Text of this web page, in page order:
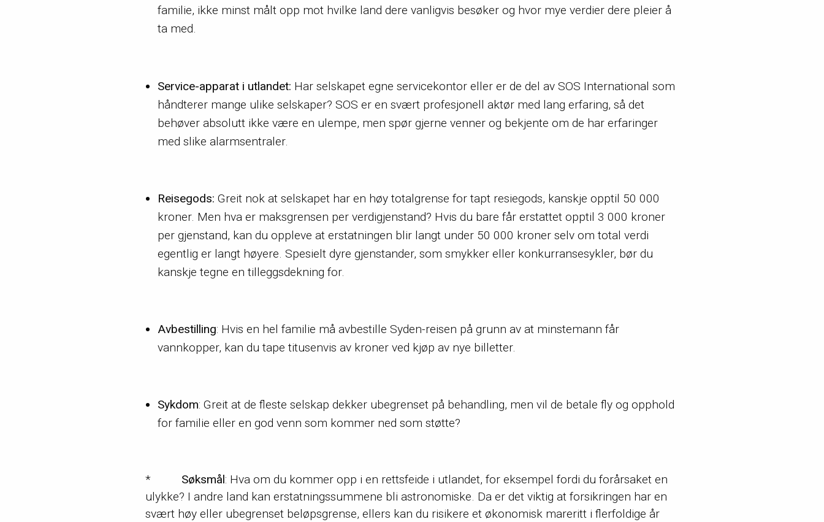
familie, ikke minst målt opp mot hvilke land dere vanligvis besøker og hvor mye verdier dere pleier å
ta med.
Service-apparat i utlandet: Har selskapet egne servicekontor eller er de del av SOS International som
håndterer mange ulike selskaper? SOS er en svært profesjonell aktør med lang erfaring, så det
behøver absolutt ikke være en ulempe, men spør gjerne venner og bekjente om de har erfaringer
med slike alarmsentraler.
Reisegods: Greit nok at selskapet har en høy totalgrense for tapt resiegods, kanskje opptil 50 000
kroner. Men hva er maksgrensen per verdigjenstand? Hvis du bare får erstattet opptil 3 000 kroner
per gjenstand, kan du oppleve at erstatningen blir langt under 50 000 kroner selv om total verdi
egentlig er langt høyere. Spesielt dyre gjenstander, som smykker eller konkurransesykler, bør du
kanskje tegne en tilleggsdekning for.
Avbestilling: Hvis en hel familie må avbestille Syden-reisen på grunn av at minstemann får
vannkopper, kan du tape titusenvis av kroner ved kjøp av nye billetter.
Sykdom: Greit at de fleste selskap dekker ubegrenset på behandling, men vil de betale fly og opphold
for familie eller en god venn som kommer ned som støtte?
* Søksmål: Hva om du kommer opp i en rettsfeide i utlandet, for eksempel fordi du forårsaket en
ulykke? I andre land kan erstatningssummene bli astronomiske. Da er det viktig at forsikringen har en
svært høy eller ubegrenset beløpsgrense, ellers kan du risikere et økonomisk mareritt i flerfoldige år